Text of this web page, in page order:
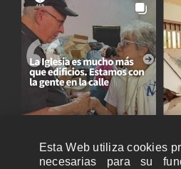
Esta Web utiliza cookies
necesarias para su